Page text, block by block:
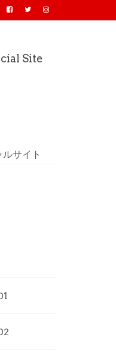
Site
サイト